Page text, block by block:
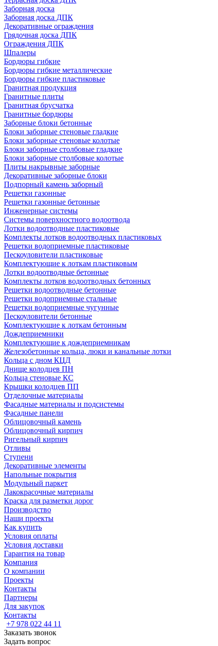
Заборная доска
Заборная доска ДПК
Декоративные ограждения
Грядочная доска ДПК
Ограждения ДПК
Шпалеры
Бордюры гибкие
Бордюры гибкие металлические
Бордюры гибкие пластиковые
Гранитная продукция
Гранитные плиты
Гранитная брусчатка
Гранитные бордюры
Заборные блоки бетонные
Блоки заборные стеновые гладкие
Блоки заборные стеновые колотые
Блоки заборные столбовые гладкие
Блоки заборные столбовые колотые
Плиты накрывные заборные
Декоративные заборные блоки
Подпорный камень заборный
Решетки газонные
Решетки газонные бетонные
Инженерные системы
Системы поверхностного водоотвода
Лотки водоотводные пластиковые
Комплекты лотков водоотводных пластиковых
Решетки водоприемные пластиковые
Пескоуловители пластиковые
Комплектующие к лоткам пластиковым
Лотки водоотводные бетонные
Комплекты лотков водоотводных бетонных
Решетки водоотводные бетонные
Решетки водоприемные стальные
Решетки водоприемные чугунные
Пескоуловители бетонные
Комплектующие к лоткам бетонным
Дождеприемники
Комплектующие к дождеприемникам
Железобетонные кольца, люки и канальные лотки
Кольца с дном КЦД
Днище колодцев ПН
Кольца стеновые КС
Крышки колодцев ПП
Отделочные материалы
Фасадные материалы и подсистемы
Фасадные панели
Облицовочный камень
Облицовочный кирпич
Ригельный кирпич
Отливы
Ступени
Декоративные элементы
Напольные покрытия
Модульный паркет
Лакокрасочные материалы
Краска для разметки дорог
Производство
Наши проекты
Как купить
Условия оплаты
Условия доставки
Гарантия на товар
Компания
О компании
Проекты
Контакты
Партнеры
Для закупок
Контакты
+7 978 022 44 11
Заказать звонок
Задать вопрос